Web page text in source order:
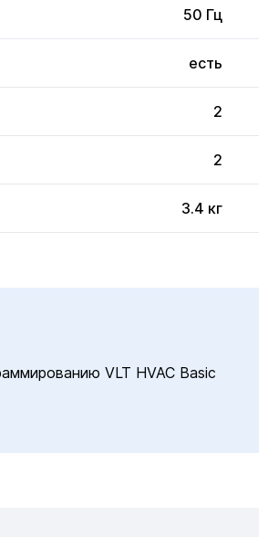
50 Гц
есть
2
2
3.4 кг
VLT HVAC Basic